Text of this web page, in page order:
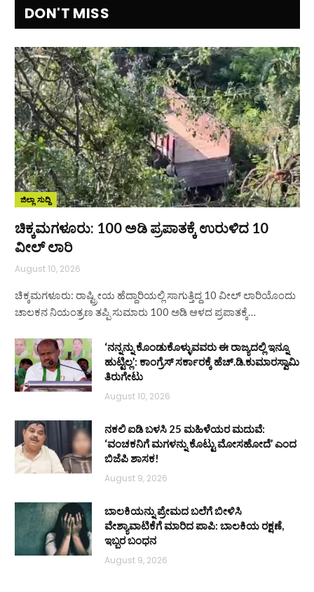
DON'T MISS
ಜಿಲ್ಲಾ ಸುದ್ದಿ
ಚಿಕ್ಕಮಗಳೂರು: 100 ಅಡಿ ಪ್ರಪಾತಕ್ಕೆ ಉರುಳಿದ 10
ವೀಲ್ ಲಾರಿ
August 10, 2026
ಚಿಕ್ಕಮಗಳೂರು: ರಾಷ್ಟ್ರೀಯ ಹೆದ್ದಾರಿಯಲ್ಲಿ ಸಾಗುತ್ತಿದ್ದ 10 ವೀಲ್ ಲಾರಿಯೊಂದು
ಚಾಲಕನ ನಿಯಂತ್ರಣ ತಪ್ಪಿ ಸುಮಾರು 100 ಅಡಿ ಆಳದ ಪ್ರಪಾತಕ್ಕೆ…
‘ನನ್ನನ್ನು ಕೊಂಡುಕೊಳ್ಳುವವರು ಈ ರಾಜ್ಯದಲ್ಲಿ ಇನ್ನೂ
ಹುಟ್ಟಿಲ್ಲ’: ಕಾಂಗ್ರೆಸ್ ಸರ್ಕಾರಕ್ಕೆ ಹೆಚ್.ಡಿ.ಕುಮಾರಸ್ವಾಮಿ
ತಿರುಗೇಟು
August 10, 2026
ನಕಲಿ ಐಡಿ ಬಳಸಿ 25 ಮಹಿಳೆಯರ ಮದುವೆ:
‘ವಂಚಕನಿಗೆ ಮಗಳನ್ನು ಕೊಟ್ಟು ಮೋಸಹೋದೆ’ ಎಂದ
ಬಿಜೆಪಿ ಶಾಸಕ!
August 9, 2026
ಬಾಲಕಿಯನ್ನು ಪ್ರೇಮದ ಬಲೆಗೆ ಬೀಳಿಸಿ
ವೇಶ್ಯಾವಾಟಿಕೆಗೆ ಮಾರಿದ ಪಾಪಿ: ಬಾಲಕಿಯ ರಕ್ಷಣೆ,
ಇಬ್ಬರ ಬಂಧನ
August 9, 2026